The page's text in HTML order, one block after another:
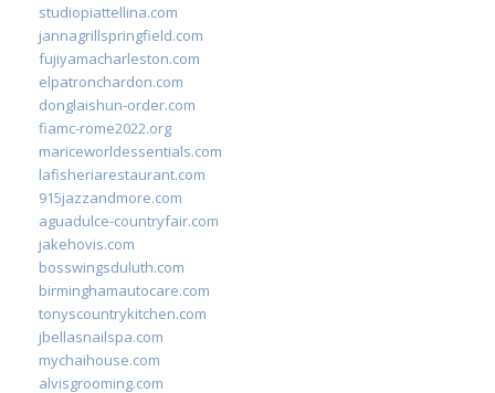
studiopiattellina.com
jannagrillspringfield.com
fujiyamacharleston.com
elpatronchardon.com
donglaishun-order.com
fiamc-rome2022.org
mariceworldessentials.com
lafisheriarestaurant.com
915jazzandmore.com
aguadulce-countryfair.com
jakehovis.com
bosswingsduluth.com
birminghamautocare.com
tonyscountrykitchen.com
jbellasnailspa.com
mychaihouse.com
alvisgrooming.com